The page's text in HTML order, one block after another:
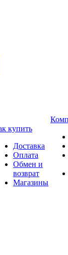
купить
Доставка
Оплата
Обмен и
возврат
Магазины